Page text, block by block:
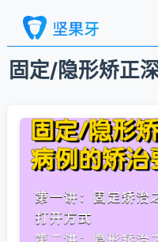
固定/隐形矫正